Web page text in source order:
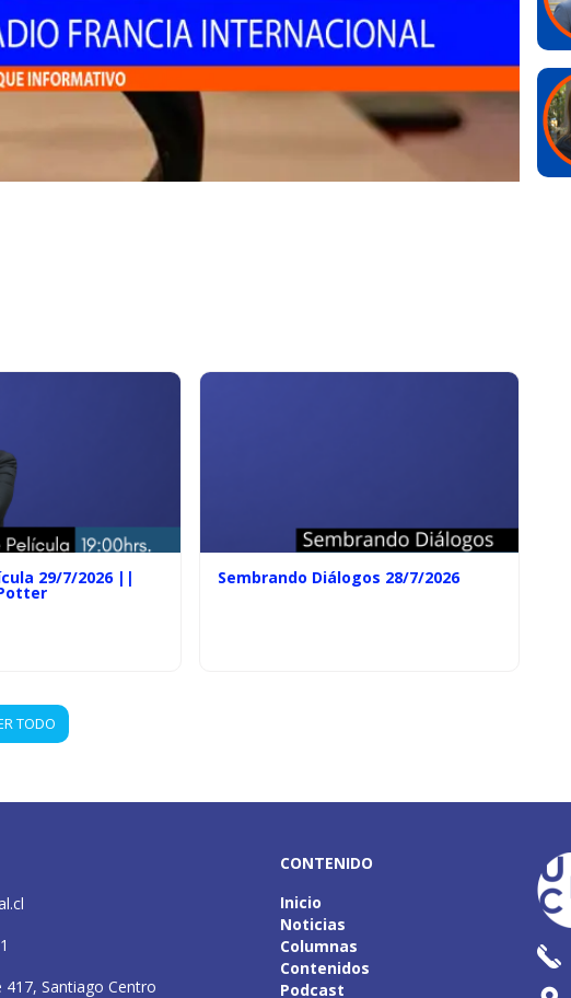
29/7/2026 || Sembrando Diálogos 28/7/2026
TODO
417, Santiago Centro
CONTENIDO
Inicio
Noticias
Columnas
Contenidos
Podcast